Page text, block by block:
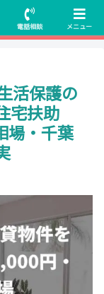
！相談料無料でも申
活保護の
宅扶助
場・千葉
電話相談 メニュー